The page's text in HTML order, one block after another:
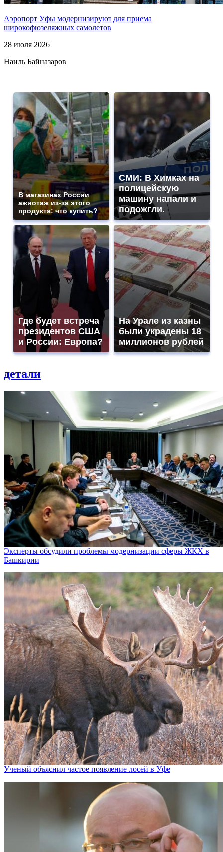
Аэропорт Уфы модернизируют для приема
широкофюзеляжных самолетов
28 июля 2026
Наиль Байназаров
В магазинах России
ажиотаж из-за этого
продукта: что купить?
СМИ: В Химках на
полицейскую
машину напали и
подожгли.
Где будет встреча
президентов США
и России: Европа?
На Урале из казны
были украдены 18
миллионов рублей
детали
Эксперты обсудили проблемы модернизации сферы ЖКХ в
Башкирии
Ученый объяснил частое появление лосей в Уфе